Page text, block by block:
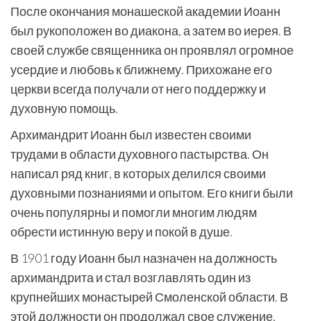
После окончания монашеской академии Иоанн
был рукоположен во диакона, а затем во иерея. В
своей службе священника он проявлял огромное
усердие и любовь к ближнему. Прихожане его
церкви всегда получали от него поддержку и
духовную помощь.
Архимандрит Иоанн был известен своими
трудами в области духовного пастырства. Он
написал ряд книг, в которых делился своими
духовными познаниями и опытом. Его книги были
очень популярны и помогли многим людям
обрести истинную веру и покой в душе.
В 1901 году Иоанн был назначен на должность
архимандрита и стал возглавлять один из
крупнейших монастырей Смоленской области. В
этой должности он продолжал свое служение,